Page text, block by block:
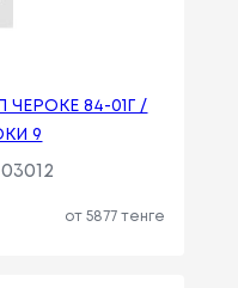
84-01Г /
9
от 5877 тенге